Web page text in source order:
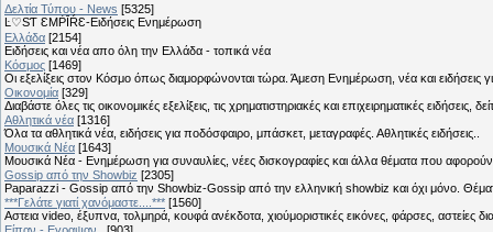
Δελτία Τύπου - News [5325]
Ŀ♡SƬ ƐMṖĪŔƐ-Ειδήσεις Ενημέρωση
Ελλάδα [2154]
Ειδήσεις και νέα απο όλη την Ελλάδα - τοπικά νέα
Κόσμος [1469]
Οι εξελίξεις στον Κόσμο όπως διαμορφώνονται τώρα. Άμεση Ενημέρωση, νέα και
Οικονομία [329]
Διαβάστε όλες τις οικονομικές εξελίξεις, τις χρηματιστηριακές και επιχειρηματικές ειδήσεις,
Αθλητικά νέα [1316]
Όλα τα αθλητικά νέα, ειδήσεις για ποδόσφαιρο, μπάσκετ, μεταγραφές. Αθλητικές ειδήσεις..
Μουσικά Νέα [1643]
Μουσικά Νέα - Ενημέρωση για συναυλίες, νέες δισκογραφίες και άλλα θέματα που
Gossip από την Showbiz [2305]
Paparazzi - Gossip από την Showbiz-Gossip από την ελληνική showbiz και όχι μόνο.
***Γελάτε γιατί χανόμαστε....*** [1560]
Αστεια video, έξυπνα, τολμηρά, κουφά ανέκδοτα, χιούμοριστικές εικόνες, φάρσες, αστείες